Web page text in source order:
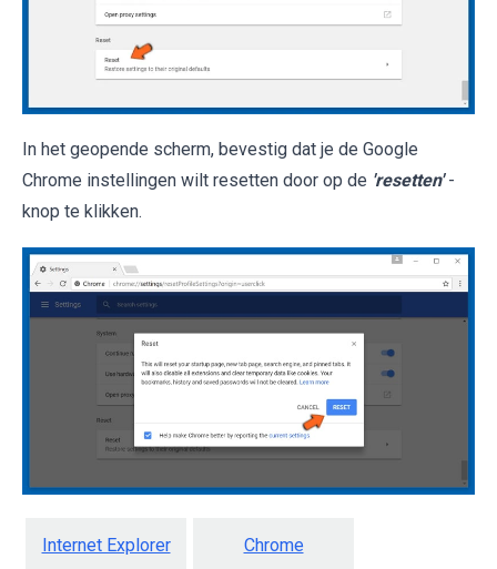
In het geopende scherm, bevestig dat je de Google
Chrome instellingen wilt resetten door op de 'resetten' -
knop te klikken.
Internet Explorer Chrome